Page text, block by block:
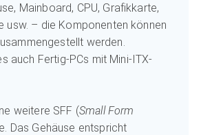
Mainboard, CPU, Grafikkarte,
usw. – die Komponenten können
werden.
auch Fertig-PCs mit Mini-ITX-
weitere SFF (Small Form
Das Gehäuse entspricht